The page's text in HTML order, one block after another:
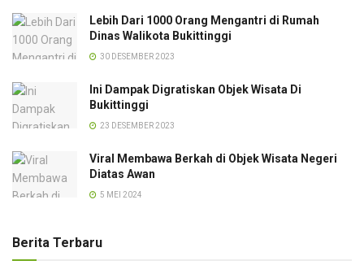
Lebih Dari 1000 Orang Mengantri di Rumah
Dinas Walikota Bukittinggi
30 DESEMBER 2023
Ini Dampak Digratiskan Objek Wisata Di
Bukittinggi
23 DESEMBER 2023
Viral Membawa Berkah di Objek Wisata Negeri
Diatas Awan
5 MEI 2024
Berita Terbaru